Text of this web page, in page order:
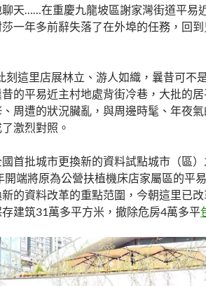
天……在重慶九龍坡區謝家灣街道平易
一年多前辭失落了在外埠的任務，回
刻這里店展林立、游人如織，曩昔可不
的平易近主村地處背街冷巷，大批的
周遭的狀況臟亂，與周邊時髦、年夜
激烈對照。
首批城市更換新的資料試點城市（區
開端將原為公營扶植機床店家屬區的平
的資料改革的重點范圍，今朝這里已
建筑31萬多平方米，撤除危房4萬多平